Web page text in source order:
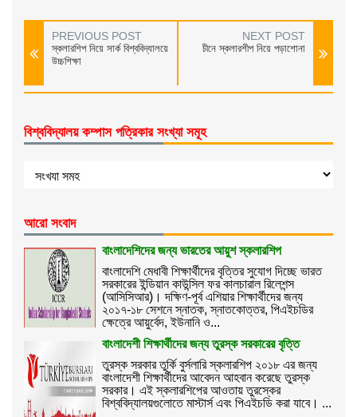
PREVIOUS POST
স্কলারশিপ নিয়ে সার্ক বিশ্ববিদ্যালয়ে
উচ্চশিক্ষা
NEXT POST
চীনে স্কলারশীপ নিয়ে পড়াশোনা
বিশ্ববিদ্যালয় কম্পাস পত্রিকার সংখ্যা সমূহ
আরো সংবাদ
বাংলাদেশিদের জন্য ভারতের আয়ুশ স্কলারশিপ
বাংলাদেশি মেধাবী শিক্ষার্থীদের বৃত্তির সুযোগ দিচ্ছে ভারত
সরকারের ইন্ডিয়ান কাউন্সিল ফর কালচারাল রিলেশন্স
(আসিসিআর)। দক্ষিণ-পূর্ব এশিয়ার শিক্ষার্থীদের জন্য
২০১৭-১৮ সেশনে স্নাতক, স্ন‍াতকোত্তর, পিএইচডির
ক্ষেত্রে আয়ুর্বেদ, ইউনানি ও...
বাংলাদেশী শিক্ষার্থীদের জন্য তুরস্ক সরকারের বৃত্তি
তুরস্ক সরকার তুর্কি বুর্সলারি স্কলারশিপ ২০১৮ এর জন্য
বাংলাদেশী শিক্ষার্থীদের আবেদন আহবান করেছে তুরস্ক
সরকার। এই স্কলারশিপের আওতায় তুরস্কের
বিশ্ববিদ্যালয়গুলোতে মাস্টার্স এবং পিএইচডি করা যাবে। ...